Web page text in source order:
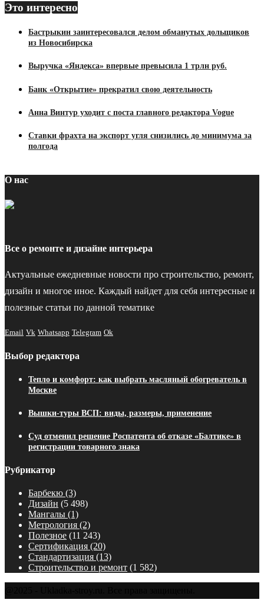
Это интересно
Бастрыкин заинтересовался делом обманутых дольщиков
из Новосибирска
Выручка «Яндекса» впервые превысила 1 трлн руб.
Банк «Открытие» прекратил свою деятельность
Анна Винтур уходит с поста главного редактора Vogue
Ставки фрахта на экспорт угля снизились до минимума за
полгода
О нас
Все о ремонте и дизайне интерьера
Актуальные ежедневные новости про строительство, ремонт,
дизайн и многое иное. Каждый найдет для себя интересные и
полезные статьи по данной тематике
Email Vk Whatsapp Telegram Ok
Выбор редактора
Тепло и комфорт: как выбрать масляный обогреватель в
Москве
Вышки-туры ВСП: виды, размеры, применение
Суд отменил решение Роспатента об отказе «Балтике» в
регистрации товарного знака
Рубрикатор
Барбекю (3)
Дизайн (5 498)
Мангалы (1)
Метрология (2)
Полезное (11 243)
Сертификация (20)
Стандартизация (13)
Строительство и ремонт (1 582)